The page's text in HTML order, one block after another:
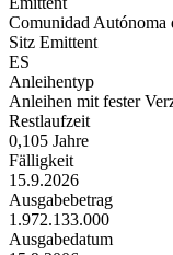
Comunidad Autónoma
Sitz Emittent
ES
Anleihentyp
Anleihen mit fester
Restlaufzeit
0,105 Jahre
Fälligkeit
15.9.2026
Ausgabebetrag
1.972.133.000
Ausgabedatum